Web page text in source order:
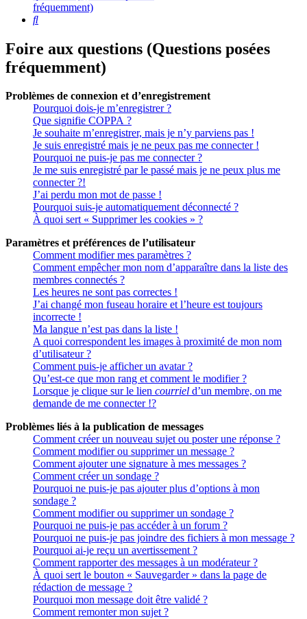
fréquemment)
Rechercher
Foire aux questions (Questions posées
fréquemment)
Problèmes de connexion et d’enregistrement
Pourquoi dois-je m’enregistrer ?
Que signifie COPPA ?
Je souhaite m’enregistrer, mais je n’y parviens pas !
Je suis enregistré mais je ne peux pas me connecter !
Pourquoi ne puis-je pas me connecter ?
Je me suis enregistré par le passé mais je ne peux plus me
connecter ?!
J’ai perdu mon mot de passe !
Pourquoi suis-je automatiquement déconnecté ?
À quoi sert « Supprimer les cookies » ?
Paramètres et préférences de l’utilisateur
Comment modifier mes paramètres ?
Comment empêcher mon nom d’apparaître dans la liste des
membres connectés ?
Les heures ne sont pas correctes !
J’ai changé mon fuseau horaire et l’heure est toujours
incorrecte !
Ma langue n’est pas dans la liste !
A quoi correspondent les images à proximité de mon nom
d’utilisateur ?
Comment puis-je afficher un avatar ?
Qu’est-ce que mon rang et comment le modifier ?
Lorsque je clique sur le lien courriel d’un membre, on me
demande de me connecter !?
Problèmes liés à la publication de messages
Comment créer un nouveau sujet ou poster une réponse ?
Comment modifier ou supprimer un message ?
Comment ajouter une signature à mes messages ?
Comment créer un sondage ?
Pourquoi ne puis-je pas ajouter plus d’options à mon
sondage ?
Comment modifier ou supprimer un sondage ?
Pourquoi ne puis-je pas accéder à un forum ?
Pourquoi ne puis-je pas joindre des fichiers à mon message ?
Pourquoi ai-je reçu un avertissement ?
Comment rapporter des messages à un modérateur ?
À quoi sert le bouton « Sauvegarder » dans la page de
rédaction de message ?
Pourquoi mon message doit être validé ?
Comment remonter mon sujet ?